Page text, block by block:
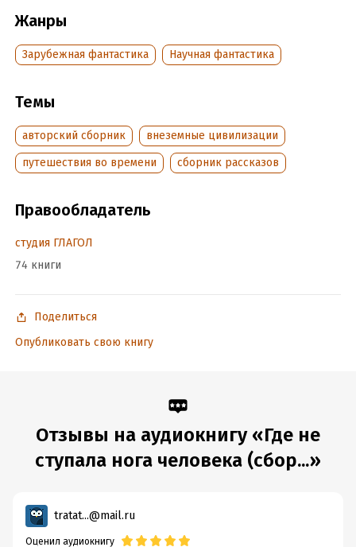
Алтарь
Форма
Где не ступала нога человека
Страж-птица
Тепло
Седьмая жертва
Подробная информация
Год издания:2016
ISBN (EAN): 9785535563800
Жанры
Зарубежная фантастика Научная фантастика
Темы
авторский сборник
внеземные цивилизации
путешествия во времени
сборник рассказов
Правообладатель
студия ГЛАГОЛ
74 книги
Поделиться
Опубликовать свою книгу
Отзывы на аудиокнигу «Где не
ступала нога человека (сбор...»
tratat...@mail.ru
Оценил аудиокнигу